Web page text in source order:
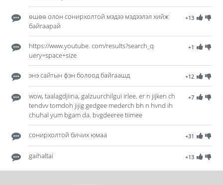
+13
өшөө олон сонирхолтой мэдээ мэдээлэл хийж
байгаарай
+1
https://www.youtube. com/results?search_q
uery=space+size
+12
энэ сайтын фэн болоод байгаашд
+7
wow, taalagdjiina, galzuurchilgui irlee. er n jijken ch
tendvv tomdoh jijig gedgee mederch bh n hvnd ih
chuhal yum bgam da. bvgdeeree tiimee
+31
сонирхолтой бичих юмаа
+13
gaihaltai